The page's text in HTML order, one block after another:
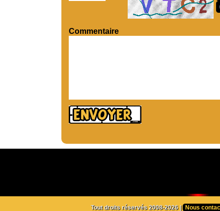
Commentaire
Tout droits réservés 2008-2026 | Nous